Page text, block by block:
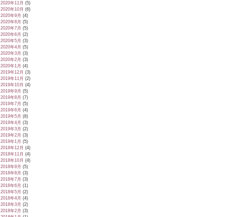
2020年11月 (5)
2020年10月 (6)
2020年9月 (4)
2020年8月 (5)
2020年7月 (5)
2020年6月 (2)
2020年5月 (3)
2020年4月 (5)
2020年3月 (3)
2020年2月 (3)
2020年1月 (4)
2019年12月 (3)
2019年11月 (2)
2019年10月 (4)
2019年9月 (5)
2019年8月 (7)
2019年7月 (5)
2019年6月 (4)
2019年5月 (8)
2019年4月 (3)
2019年3月 (2)
2019年2月 (3)
2019年1月 (5)
2018年12月 (4)
2018年11月 (4)
2018年10月 (4)
2018年9月 (5)
2018年8月 (3)
2018年7月 (3)
2018年6月 (1)
2018年5月 (2)
2018年4月 (4)
2018年3月 (2)
2018年2月 (3)